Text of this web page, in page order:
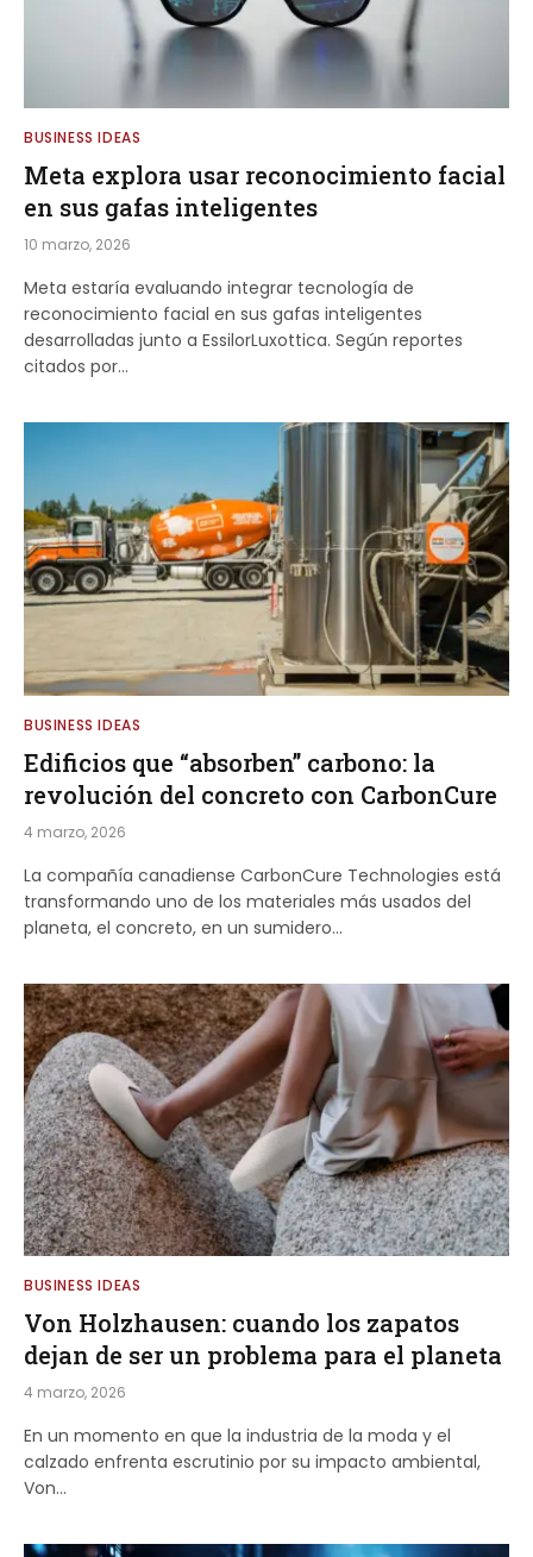
BUSINESS IDEAS
Meta explora usar reconocimiento facial
en sus gafas inteligentes
10 marzo, 2026
Meta estaría evaluando integrar tecnología de
reconocimiento facial en sus gafas inteligentes
desarrolladas junto a EssilorLuxottica. Según reportes
citados por…
BUSINESS IDEAS
Edificios que “absorben” carbono: la
revolución del concreto con CarbonCure
4 marzo, 2026
La compañía canadiense CarbonCure Technologies está
transformando uno de los materiales más usados del
planeta, el concreto, en un sumidero…
BUSINESS IDEAS
Von Holzhausen: cuando los zapatos
dejan de ser un problema para el planeta
4 marzo, 2026
En un momento en que la industria de la moda y el
calzado enfrenta escrutinio por su impacto ambiental,
Von…